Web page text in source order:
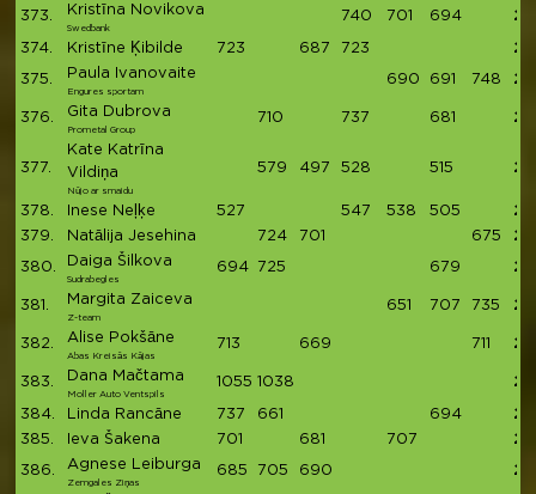
373. Kristīna Novikova
Swedbank
740 701 694
374. Kristīne Ķibilde 723 687 723
375. Paula Ivanovaite
Engures sportam
690 691 748
376. Gita Dubrova
Prometal Group
710 737 681
377.
Kate Katrīna
Vildiņa
Nūjo ar smaidu
579 497 528 515
378. Inese Neļķe 527 547 538 505
379.
Natālija Jesehina 724 701 675
380. Daiga Šilkova
Sudrabegles
694 725 679
381. Margita Zaiceva
Z-team
651 707 735
382. Alise Pokšāne
Abas Kreisās Kājas
713 669 711
383. Dana Mačtama
Moller Auto Ventspils
1055 1038
384. Linda Rancāne 737 661 694
385.
Ieva Šakena 701 681 707
386. Agnese Leiburga
Zemgales Ziņas
685 705 690